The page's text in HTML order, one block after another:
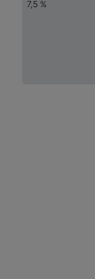
7,5 %